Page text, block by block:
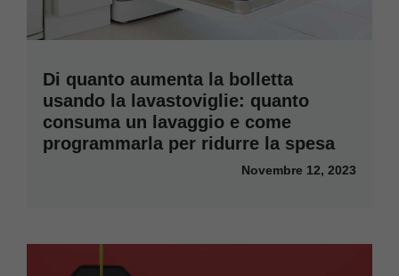
Di quanto aumenta la bolletta
usando la lavastoviglie: quanto
consuma un lavaggio e come
programmarla per ridurre la spesa
Novembre 12, 2023